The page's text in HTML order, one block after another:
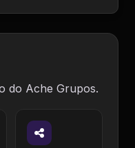
do Ache Grupos.